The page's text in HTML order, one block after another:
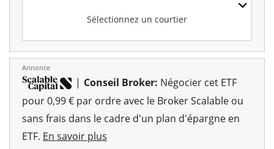
Sélectionnez un courtier
Annonce
| Conseil Broker: Négocier cet ETF
pour 0,99 € par ordre avec le Broker Scalable ou
sans frais dans le cadre d'un plan d'épargne en
ETF. En savoir plus